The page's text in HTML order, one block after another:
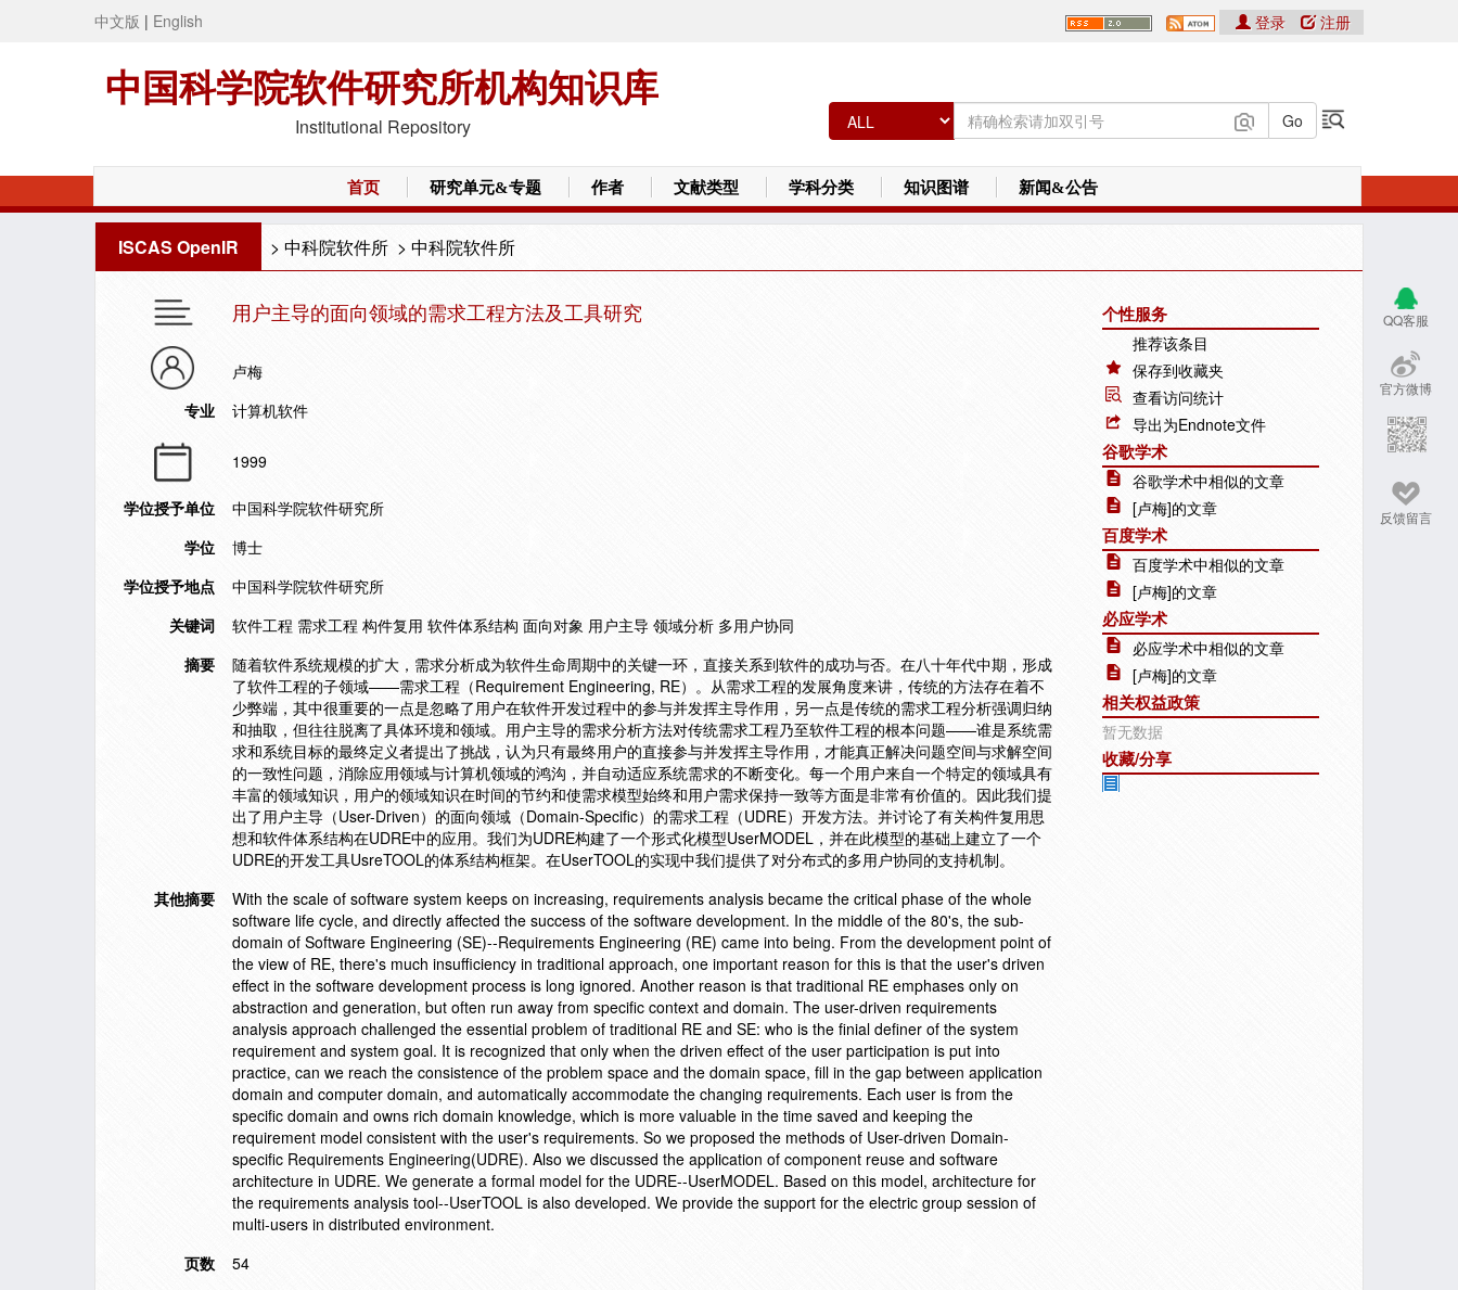
中文版 | English
中国科学院软件研究所机构知识库
Institutional Repository
登录 注册
首页 研究单元&专题 作者 文献类型 学科分类 知识图谱 新闻&公告
ISCAS OpenIR > 中科院软件所 > 中科院软件所
QQ客服
官方微博
反馈留言
用户主导的面向领域的需求工程方法及工具研究
卢梅
专业
计算机软件
1999
学位授予单位
中国科学院软件研究所
学位
博士
学位授予地点
中国科学院软件研究所
关键词
软件工程 需求工程 构件复用 软件体系结构 面向对象 用户主导 领域分析 多用户协同
摘要
随着软件系统规模的扩大，需求分析成为软件生命周期中的关键一环，直接关系到软件的成功与否。在八十年代中期，形成
了软件工程的子领域——需求工程（Requirement Engineering, RE）。从需求工程的发展角度来讲，传统的方法存在着不
少弊端，其中很重要的一点是忽略了用户在软件开发过程中的参与并发挥主导作用，另一点是传统的需求工程分析强调归纳
和抽取，但往往脱离了具体环境和领域。用户主导的需求分析方法对传统需求工程乃至软件工程的根本问题——谁是系统需
求和系统目标的最终定义者提出了挑战，认为只有最终用户的直接参与并发挥主导作用，才能真正解决问题空间与求解空间
的一致性问题，消除应用领域与计算机领域的鸿沟，并自动适应系统需求的不断变化。每一个用户来自一个特定的领域具有
丰富的领域知识，用户的领域知识在时间的节约和使需求模型始终和用户需求保持一致等方面是非常有价值的。因此我们提
出了用户主导（User-Driven）的面向领域（Domain-Specific）的需求工程（UDRE）开发方法。并讨论了有关构件复用思
想和软件体系结构在UDRE中的应用。我们为UDRE构建了一个形式化模型UserMODEL，并在此模型的基础上建立了一个
UDRE的开发工具UsreTOOL的体系结构框架。在UserTOOL的实现中我们提供了对分布式的多用户协同的支持机制。
其他摘要
With the scale of software system keeps on increasing, requirements analysis became the critical phase of the whole
software life cycle, and directly affected the success of the software development. In the middle of the 80's, the sub-
domain of Software Engineering (SE)--Requirements Engineering (RE) came into being. From the development point of
the view of RE, there's much insufficiency in traditional approach, one important reason for this is that the user's driven
effect in the software development process is long ignored. Another reason is that traditional RE emphases only on
abstraction and generation, but often run away from specific context and domain. The user-driven requirements
analysis approach challenged the essential problem of traditional RE and SE: who is the finial definer of the system
requirement and system goal. It is recognized that only when the driven effect of the user participation is put into
practice, can we reach the consistence of the problem space and the domain space, fill in the gap between application
domain and computer domain, and automatically accommodate the changing requirements. Each user is from the
specific domain and owns rich domain knowledge, which is more valuable in the time saved and keeping the
requirement model consistent with the user's requirements. So we proposed the methods of User-driven Domain-
specific Requirements Engineering(UDRE). Also we discussed the application of component reuse and software
architecture in UDRE. We generate a formal model for the UDRE--UserMODEL. Based on this model, architecture for
the requirements analysis tool--UserTOOL is also developed. We provide the support for the electric group session of
multi-users in distributed environment.
页数
54
个性服务
推荐该条目
保存到收藏夹
查看访问统计
导出为Endnote文件
谷歌学术
谷歌学术中相似的文章
[卢梅]的文章
百度学术
百度学术中相似的文章
[卢梅]的文章
必应学术
必应学术中相似的文章
[卢梅]的文章
相关权益政策
暂无数据
收藏/分享